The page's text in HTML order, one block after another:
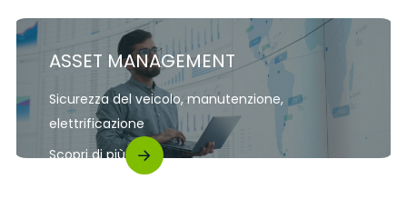
ASSET MANAGEMENT
Sicurezza del veicolo, manutenzione,
elettrificazione
Scopri di più